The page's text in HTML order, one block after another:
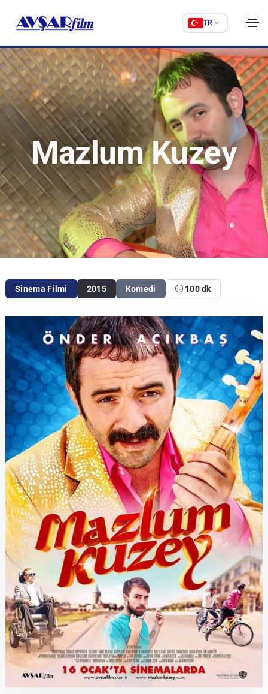
TR
Mazlum Kuzey
Sinema Filmi 2015 Komedi 100 dk